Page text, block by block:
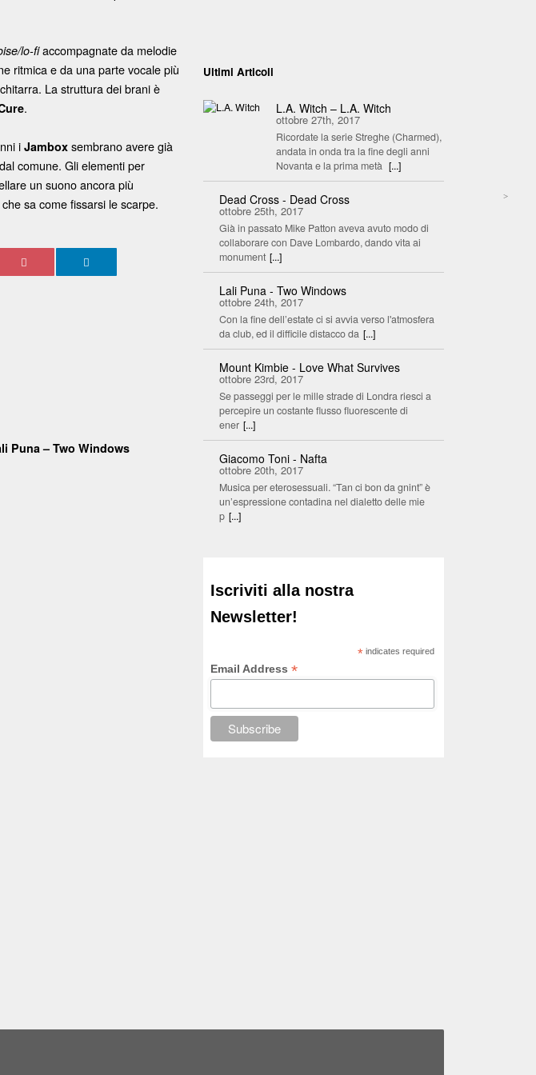
>
lo-fiaccompagnate da melodie
ritmica e da una parte vocale più
La struttura dei brani è
.
i Jambox sembrano avere già
comune. Gli elementi per
un suono ancora più
sa come fissarsi le scarpe.
Puna – Two Windows
Ultimi Articoli
L.A. Witch – L.A. Witch
ottobre 27th, 2017
Ricordate la serie Streghe (Charmed),
andata in onda tra la fine degli anni
Novanta e la prima metà [...]
Dead Cross - Dead Cross
ottobre 25th, 2017
Già in passato Mike Patton aveva avuto modo di
collaborare con Dave Lombardo, dando vita ai
monument [...]
Lali Puna - Two Windows
ottobre 24th, 2017
Con la fine dell’estate ci si avvia verso l'atmosfera
da club, ed il difficile distacco da [...]
Mount Kimbie - Love What Survives
ottobre 23rd, 2017
Se passeggi per le mille strade di Londra riesci a
percepire un costante flusso fluorescente di
ener [...]
Giacomo Toni - Nafta
ottobre 20th, 2017
Musica per eterosessuali. “Tan ci bon da gnint” è
un’espressione contadina nel dialetto delle mie
p [...]
Iscriviti alla nostra
Newsletter!
* indicates required
Email Address*